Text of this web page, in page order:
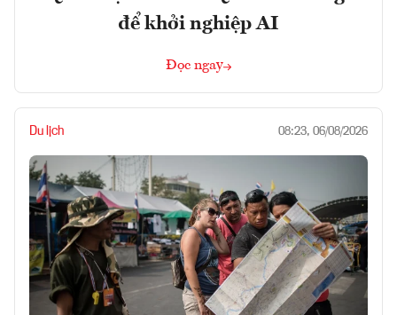
để khởi nghiệp AI
Đọc ngay
Du lịch 08:23, 06/08/2026